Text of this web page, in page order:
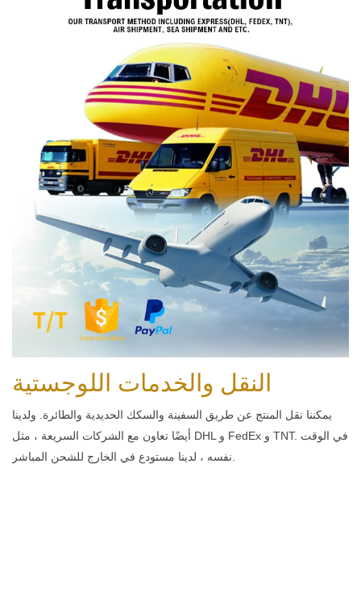
النقل والخدمات اللوجستية
يمكننا نقل المنتج عن طريق السفينة والسكك الحديدية والطائرة. ولدينا
أيضًا تعاون مع الشركات السريعة ، مثل DHL و FedEx و TNT. في الوقت